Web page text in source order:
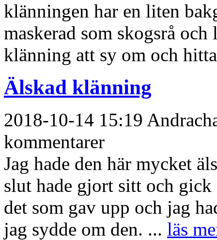
klänningen har en liten
maskerad som skogsrå
klänning att sy om och
Älskad klänning
2018-10-14 15:19
kommentarer
Jag hade den här mycket
slut hade gjort sitt och
det som gav upp och jag
jag sydde om den. ... läs